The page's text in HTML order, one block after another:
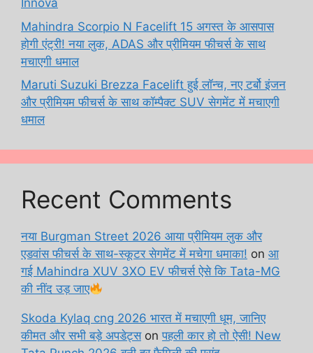
Innova
Mahindra Scorpio N Facelift 15 अगस्त के आसपास
होगी एंट्री! नया लुक, ADAS और प्रीमियम फीचर्स के साथ
मचाएगी धमाल
Maruti Suzuki Brezza Facelift हुई लॉन्च, नए टर्बो इंजन
और प्रीमियम फीचर्स के साथ कॉम्पैक्ट SUV सेगमेंट में मचाएगी
धमाल
Recent Comments
नया Burgman Street 2026 आया प्रीमियम लुक और
एडवांस फीचर्स के साथ-स्कूटर सेगमेंट में मचेगा धमाका! on आ
गई Mahindra XUV 3XO EV फीचर्स ऐसे कि Tata-MG
की नींद उड़ जाए
Skoda Kylaq cng 2026 भारत में मचाएगी धूम, जानिए
कीमत और सभी बड़े अपडेट्सonपहली कार हो तो ऐसी! New